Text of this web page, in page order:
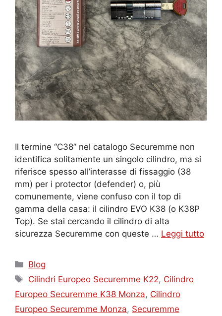
Il termine “C38” nel catalogo Securemme non
identifica solitamente un singolo cilindro, ma si
riferisce spesso all’interasse di fissaggio (38
mm) per i protector (defender) o, più
comunemente, viene confuso con il top di
gamma della casa: il cilindro EVO K38 (o K38P
Top). Se stai cercando il cilindro di alta
sicurezza Securemme con queste … Leggi tutto
Categorie
Blog
Tag
Cilindri Europeo Securemme K22, Cilindro
Europeo Securemme K38 Monza, Cilindro
Europeo Securemme Monza, Securemme